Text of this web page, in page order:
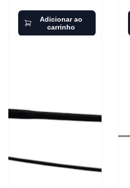
Adicionar ao
carrinho